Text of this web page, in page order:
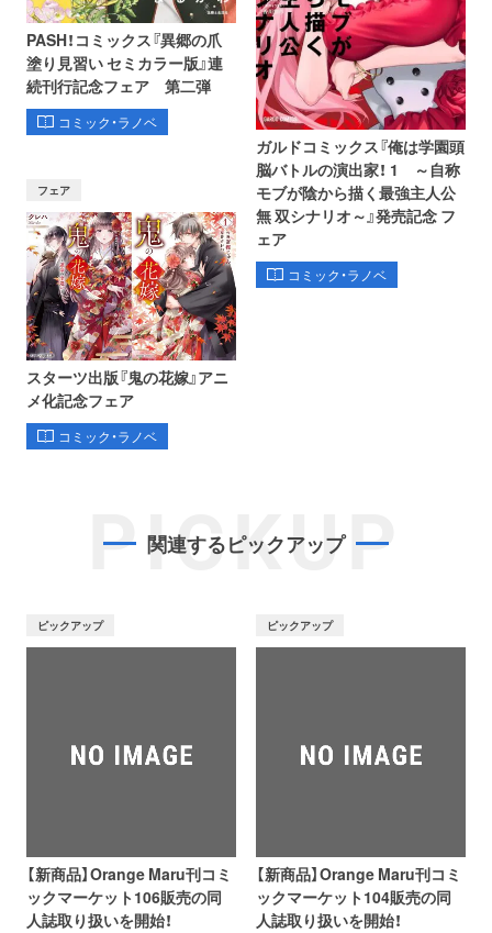
PASH！コミックス『異郷の爪
塗り見習い セミカラー版』連
続刊行記念フェア 第二弾
コミック・ラノベ
フェア
スターツ出版『鬼の花嫁』アニ
メ化記念フェア
コミック・ラノベ
ガルドコミックス『俺は学園頭
脳バトルの演出家！ 1 ～自称
モブが陰から描く最強主人公
無 双シナリオ～』発売記念 フ
ェア
コミック・ラノベ
PICKUP
関連するピックアップ
ピックアップ
【新商品】Orange Maru刊コミ
ックマーケット106販売の同
人誌取り扱いを開始！
ピックアップ
【新商品】Orange Maru刊コミ
ックマーケット104販売の同
人誌取り扱いを開始！